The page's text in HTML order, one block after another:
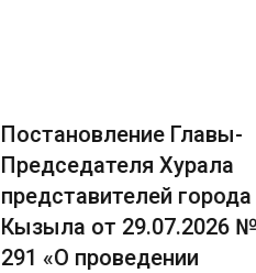
Постановление Главы-
Председателя Хурала
представителей города
Кызыла от 29.07.2026 №
291 «О проведении